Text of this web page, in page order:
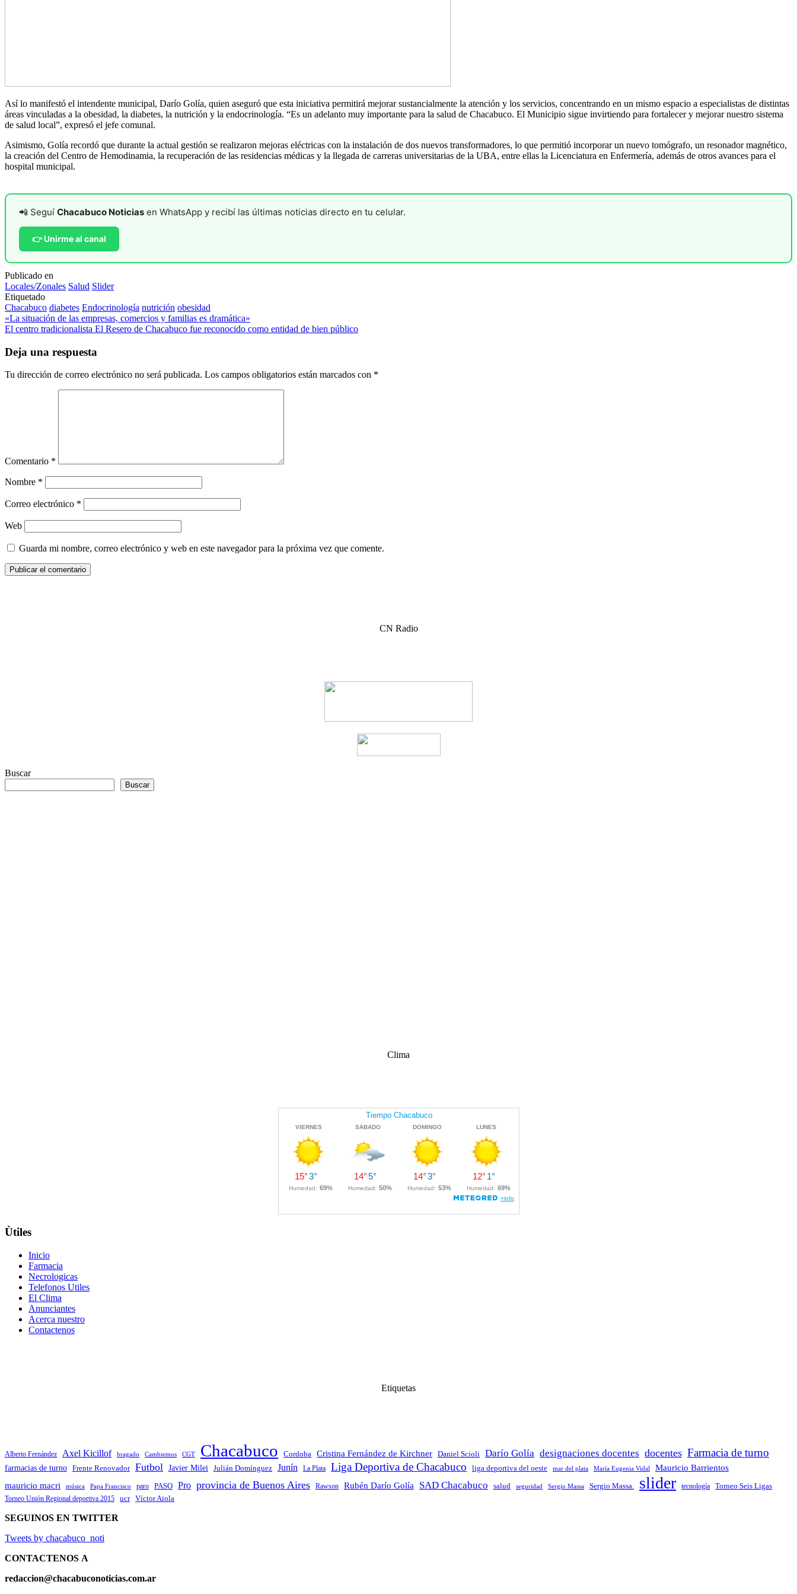
Así lo manifestó el intendente municipal, Darío Golía, quien aseguró que esta iniciativa permitirá mejorar sustancialmente la atención y los servicios, concentrando en un mismo espacio a especialistas de distintas
áreas vinculadas a la obesidad, la diabetes, la nutrición y la endocrinología. “Es un adelanto muy importante para la salud de Chacabuco. El Municipio sigue invirtiendo para fortalecer y mejorar nuestro sistema
de salud local”, expresó el jefe comunal.
Asimismo, Golía recordó que durante la actual gestión se realizaron mejoras eléctricas con la instalación de dos nuevos transformadores, lo que permitió incorporar un nuevo tomógrafo, un resonador magnético,
la creación del Centro de Hemodinamia, la recuperación de las residencias médicas y la llegada de carreras universitarias de la UBA, entre ellas la Licenciatura en Enfermería, además de otros avances para el
hospital municipal.
📲 Seguí Chacabuco Noticias en WhatsApp y recibí las últimas noticias directo en tu celular.
👉 Unirme al canal
Publicado en
Locales/Zonales Salud Slider
Etiquetado
Chacabuco diabetes Endocrinología nutrición obesidad
Navegación
de
entradas
«La situación de las empresas, comercios y familias es dramática»
El centro tradicionalista El Resero de Chacabuco fue reconocido como entidad de bien público
Deja una respuesta
Tu dirección de correo electrónico no será publicada. Los campos obligatorios están marcados con *
Comentario *
Nombre *
Correo electrónico *
Web
Guarda mi nombre, correo electrónico y web en este navegador para la próxima vez que comente.
CN Radio
Buscar
Buscar
Clima
Ùtiles
Inicio
Farmacia
Necrologicas
Telefonos Utiles
El Clima
Anunciantes
Acerca nuestro
Contactenos
Etiquetas
Alberto Fernández Axel Kicillof bragado Cambiemos CGT Chacabuco Cordoba Cristina Fernández de Kirchner Daniel Scioli Darío Golía designaciones docentes docentes Farmacia de turno
farmacias de turno Frente Renovador Futbol Javier Milei Julián Domínguez Junín La Plata Liga Deportiva de Chacabuco liga deportiva del oeste mar del plata María Eugenia Vidal
Mauricio Barrientos
mauricio macri
música Papa Francisco paro PASO Pro provincia de Buenos Aires Rawson Rubén Darío Golía SAD Chacabuco salud seguridad Sergio Massa Sergio Massa. slider tecnología Torneo Seis Ligas
Torneo Unión Regional deportiva 2015 ucr Víctor Aiola
SEGUINOS EN TWITTER
Tweets by chacabuco_noti
CONTACTENOS A
redaccion@chacabuconoticias.com.ar